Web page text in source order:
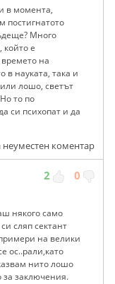
в момента,
постигнатото
Много
който е
на
в науката, така и
лошо, светът
то по
си психопат и да
неуместен коментар
2 0
някого само
сляп сектант
на велики
ос..рали,като
нито лошо
за заключения.